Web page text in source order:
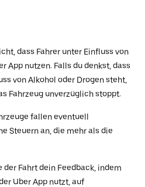
dass Fahrer unter Einfluss von
App nutzen. Falls du denkst, dass
von Alkohol oder Drogen steht,
Fahrzeug unverzüglich stoppt.
fallen eventuell
Steuern an, die mehr als die
Fahrt dein Feedback, indem
Uber App nutzt, auf